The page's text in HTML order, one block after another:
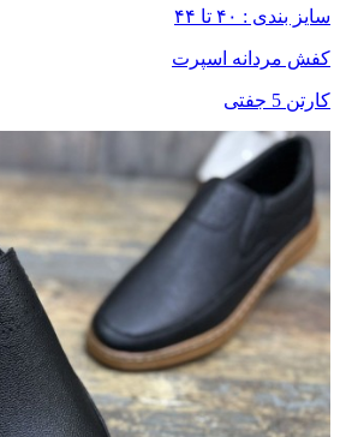
سایز بندی : ۴۰ تا ۴۴
کفش مردانه اسپرت
کارتن 5 جفتی